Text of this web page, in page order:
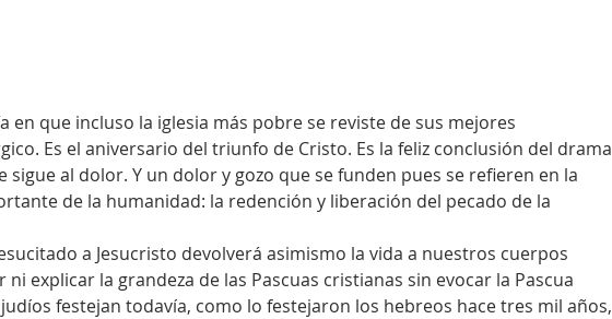
en que incluso la iglesia más pobre se reviste de sus mejores
Es el aniversario del triunfo de Cristo. Es la feliz conclusión del drama
sigue al dolor. Y un dolor y gozo que se funden pues se refieren en la
de la humanidad: la redención y liberación del pecado de la
a Jesucristo devolverá asimismo la vida a nuestros cuerpos
explicar la grandeza de las Pascuas cristianas sin evocar la Pascua
festejan todavía, como lo festejaron los hebreos hace tres mil años,